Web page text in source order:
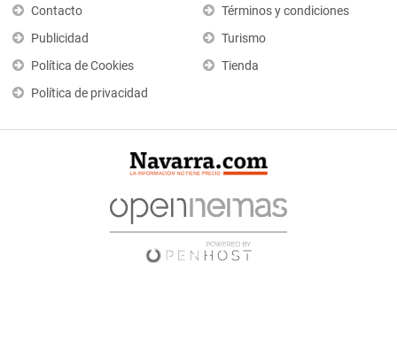
Contacto
Publicidad
Política de Cookies
Política de privacidad
Términos y condiciones
Turismo
Tienda